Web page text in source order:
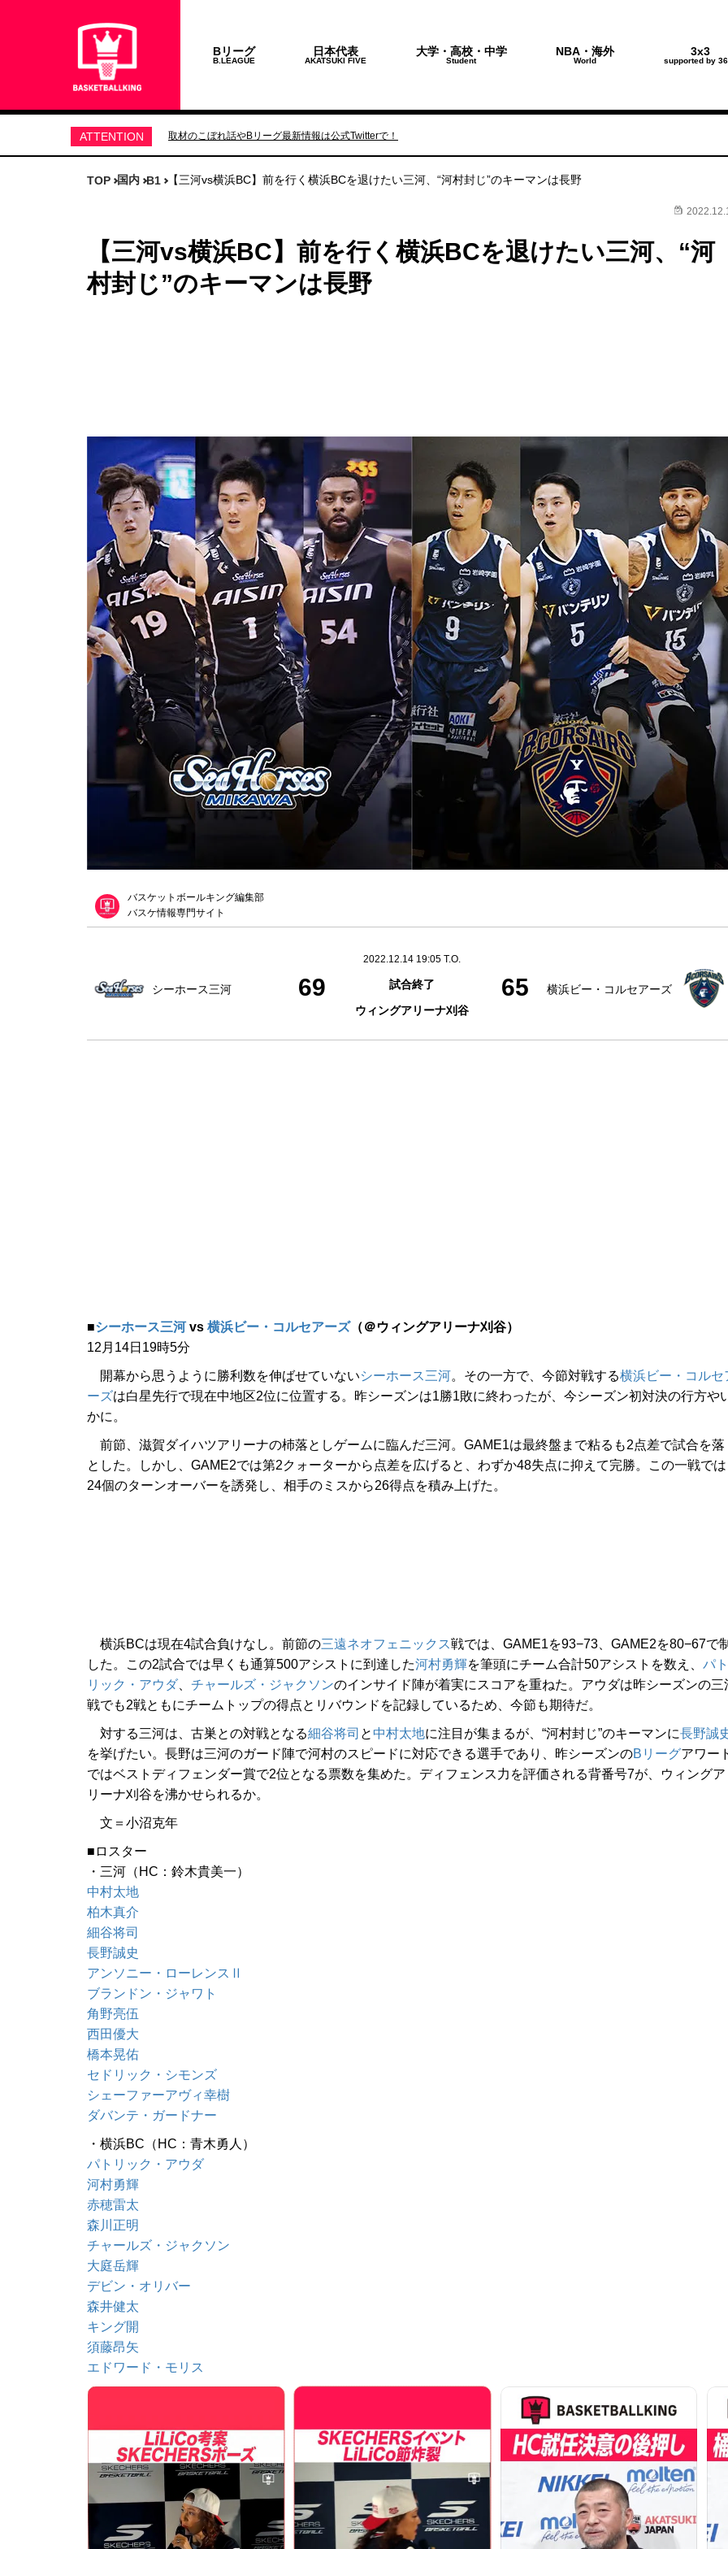
Bリーグ
B.LEAGUE
日本代表
AKATSUKI FIVE
大学・高校・中学
Student
NBA・海外
World
3x3
supported by
ATTENTION 取材のこぼれ話やBリーグ最新情報は公式Twitterで！
TOP 国内 B1 【三河vs横浜BC】前を行く横浜BCを退けたい三河、“河村封じ”のキーマンは長野
【三河vs横浜BC】前を行く横浜BCを退けたい三河、“河
村封じ”のキーマンは長野
バスケットボールキング編集部
バスケ情報専門サイト
シーホース三河 69
2022.12.14 19:05 T.O.
試合終了
ウィングアリーナ刈谷
65 横浜ビー・コルセアーズ
■シーホース三河vs 横浜ビー・コルセアーズ（＠ウィングアリーナ刈谷）
12月14日19時5分
開幕から思うように勝利数を伸ばせていないシーホース三河。その一方で、今節対戦する横浜ビー・コルセ
ーズは白星先行で現在中地区2位に位置する。昨シーズンは1勝1敗に終わったが、今シーズン初対決の行方や
かに。
前節、滋賀ダイハツアリーナの杮落としゲームに臨んだ三河。GAME1は最終盤まで粘るも2点差で試合を落
とした。しかし、GAME2では第2クォーターから点差を広げると、わずか48失点に抑えて完勝。この一戦では
24個のターンオーバーを誘発し、相手のミスから26得点を積み上げた。
横浜BCは現在4試合負けなし。前節の三遠ネオフェニックス戦では、GAME1を93−73、GAME2を80−67で制
した。この2試合では早くも通算500アシストに到達した河村勇輝を筆頭にチーム合計50アシストを数え、 パト
リック・アウダ、 チャールズ・ジャクソンのインサイド陣が着実にスコアを重ねた。アウダは昨シーズンの三
戦でも2戦ともにチームトップの得点とリバウンドを記録しているため、今節も期待だ。
対する三河は、古巣との対戦となる細谷将司 と 中村太地に注目が集まるが、“河村封じ”のキーマンに長野誠
を挙げたい。長野は三河のガード陣で河村のスピードに対応できる選手であり、昨シーズンのBリーグアワー
ではベストディフェンダー賞で2位となる票数を集めた。ディフェンス力を評価される背番号7が、ウィングア
リーナ刈谷を沸かせられるか。
文＝小沼克年
■ロスター
・三河（HC：鈴木貴美一）
中村太地
柏木真介
細谷将司
長野誠史
アンソニー・ローレンスⅡ
ブランドン・ジャワト
角野亮伍
西田優大
橋本晃佑
セドリック・シモンズ
シェーファーアヴィ幸樹
ダバンテ・ガードナー
・横浜BC（HC：青木勇人）
パトリック・アウダ
河村勇輝
赤穂雷太
森川正明
チャールズ・ジャクソン
大庭岳輝
デビン・オリバー
森井健太
キング開
須藤昂矢
エドワード・モリス